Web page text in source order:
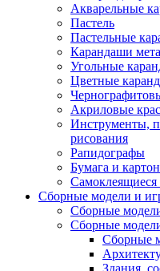
Акварельные
Пастель
Пастельные
Карандаши
Угольные
Цветные
Акриловые
Инструменты,
рисования
Рапидографы
Бумага и
Самоклеящиеся
Сборные модели и
Сборные
Сборные
Сборные
Здания,